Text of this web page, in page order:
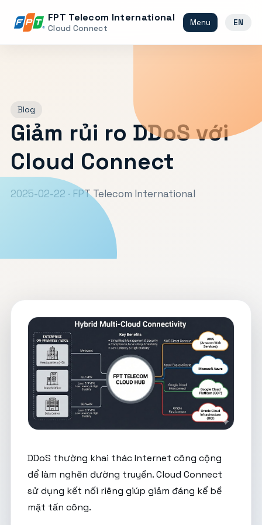
FPT Telecom International
Cloud Connect
Menu EN
Blog
Giảm rủi ro DDoS với
Cloud Connect
2025-02-22 · FPT Telecom International
DDoS thường khai thác Internet công cộng
để làm nghẽn đường truyền. Cloud Connect
sử dụng kết nối riêng giúp giảm đáng kể bề
mặt tấn công.